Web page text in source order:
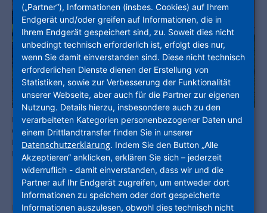
Regionalcenterleiter Jürgen Bluhm, Stadtbaurat Christof Nolda,
Oberbürgermeister Christian Geselle und Christian Pieper vom
Freiflächenmanagement bei der Pflanzung des 100. Klimabaums.
Foto: NHW
Unter dem Motto: „100 Klimabäume für die
(„Partner“), Informationen (insbes. Cookies) auf Ihrem
Endgerät und/oder greifen auf Informationen, die in
Ihrem Endgerät gespeichert sind, zu. Soweit dies nicht
unbedingt technisch erforderlich ist, erfolgt dies nur,
wenn Sie damit einverstanden sind. Diese nicht technisch
erforderlichen Dienste dienen der Erstellung von
Statistiken, sowie zur Verbesserung der Funktionalität
unserer Webseite, aber auch für die Partner zur eigenen
Nutzung. Details hierzu, insbesondere auch zu den
verarbeiteten Kategorien personenbezogener Daten und
einem Drittlandtransfer finden Sie in unserer
Datenschutzerklärung. Indem Sie den Button „Alle
Akzeptieren“ anklicken, erklären Sie sich – jederzeit
widerruflich - damit einverstanden, dass wir und die
Partner auf Ihr Endgerät zugreifen, um entweder dort
Informationen zu speichern oder dort gespeicherte
Informationen auszulesen, obwohl dies technisch nicht